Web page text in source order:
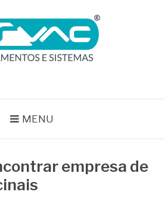
MENU
empresa de